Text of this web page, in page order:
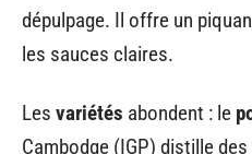
dépulpage. Il offre un
les sauces claires.
Les variétés abondent : le
Cambodge (IGP) distille